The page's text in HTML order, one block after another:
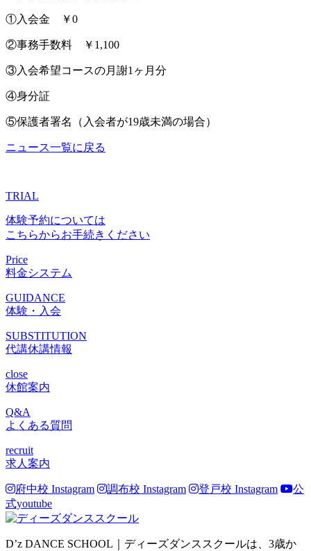
①入会金 ￥0
②事務手数料 ￥1,100
③入会希望コースの月謝1ヶ月分
④身分証
⑤保護者署名（入会者が19歳未満の場合）
ニュース一覧に戻る
TRIAL
体験予約については
こちらからお手続きください
Price
料金システム
GUIDANCE
体験・入会
SUBSTITUTION
代講休講情報
close
休館案内
Q&A
よくある質問
recruit
求人案内
府中校 Instagram 調布校 Instagram 登戸校 Instagram
公
式youtube
D’z DANCE SCHOOL｜ディーズダンススクールは、3歳か